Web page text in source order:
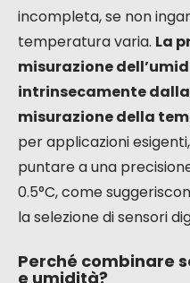
incompleta, se non
temperatura varia. La
misurazione
intrinsecamente
misurazione della
per applicazioni
puntare a una
0.5°C, come
la selezione di sensori
Perché combinare
e umidità?